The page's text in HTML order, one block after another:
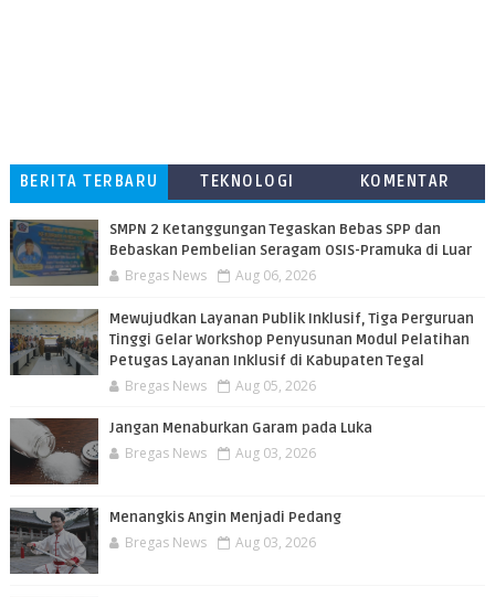
BERITA TERBARU TEKNOLOGI
KOMENTAR
SMPN 2 Ketanggungan Tegaskan Bebas SPP dan
Bebaskan Pembelian Seragam OSIS-Pramuka di Luar
Bregas News Aug 06, 2026
​Mewujudkan Layanan Publik Inklusif, Tiga Perguruan
Tinggi Gelar Workshop Penyusunan Modul Pelatihan
Petugas Layanan Inklusif di Kabupaten Tegal
Bregas News Aug 05, 2026
Jangan Menaburkan Garam pada Luka
Bregas News Aug 03, 2026
Menangkis Angin Menjadi Pedang
Bregas News Aug 03, 2026